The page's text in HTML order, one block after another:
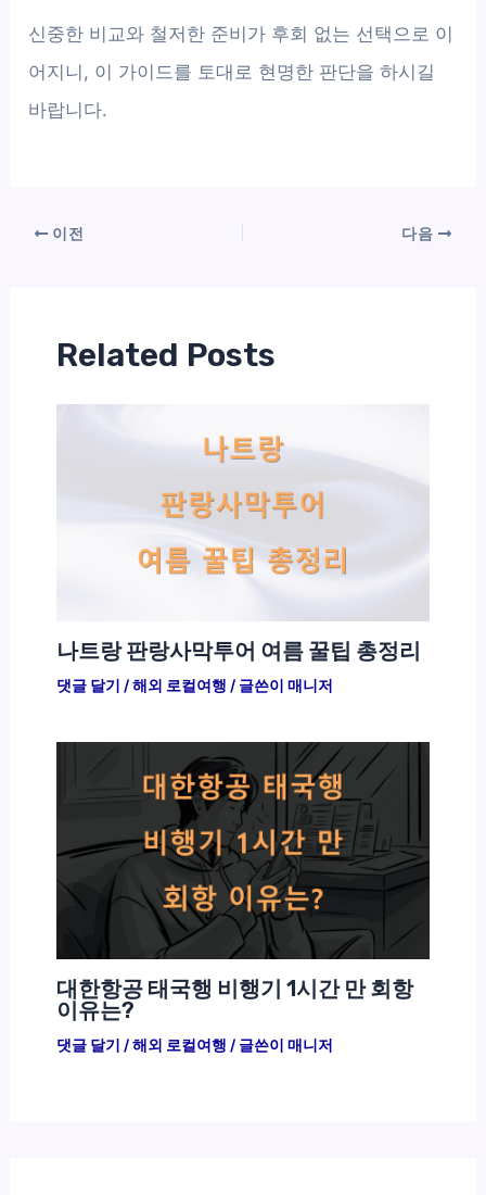
신중한 비교와 철저한 준비가 후회 없는 선택으로 이
어지니, 이 가이드를 토대로 현명한 판단을 하시길
바랍니다.
이전 다음
Related Posts
나트랑 판랑사막투어 여름 꿀팁 총정리
댓글 달기 /해외 로컬여행 / 글쓴이 매니저
대한항공 태국행 비행기 1시간 만 회항
이유는?
댓글 달기 /해외 로컬여행 / 글쓴이 매니저